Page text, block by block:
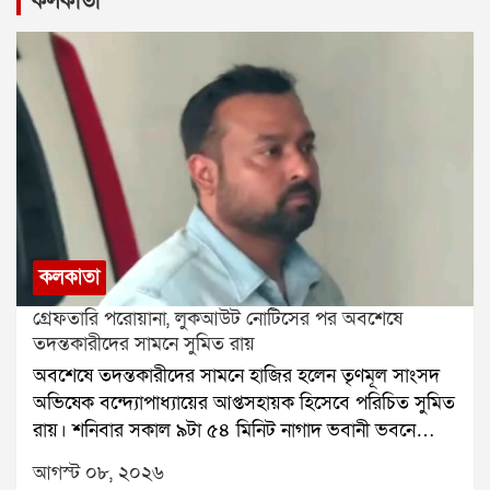
কলকাতা
গ্রেফতারি পরোয়ানা, লুকআউট নোটিসের পর অবশেষে
তদন্তকারীদের সামনে সুমিত রায়
অবশেষে তদন্তকারীদের সামনে হাজির হলেন তৃণমূল সাংসদ
অভিষেক বন্দ্যোপাধ্যায়ের আপ্তসহায়ক হিসেবে পরিচিত সুমিত
রায়। শনিবার সকাল ৯টা ৫৪ মিনিট নাগাদ ভবানী ভবনে
পৌঁছন তিনি। পশ্চিম মেদিনীপুরের শালবনি জমি প্রতারণা
আগস্ট ০৮, ২০২৬